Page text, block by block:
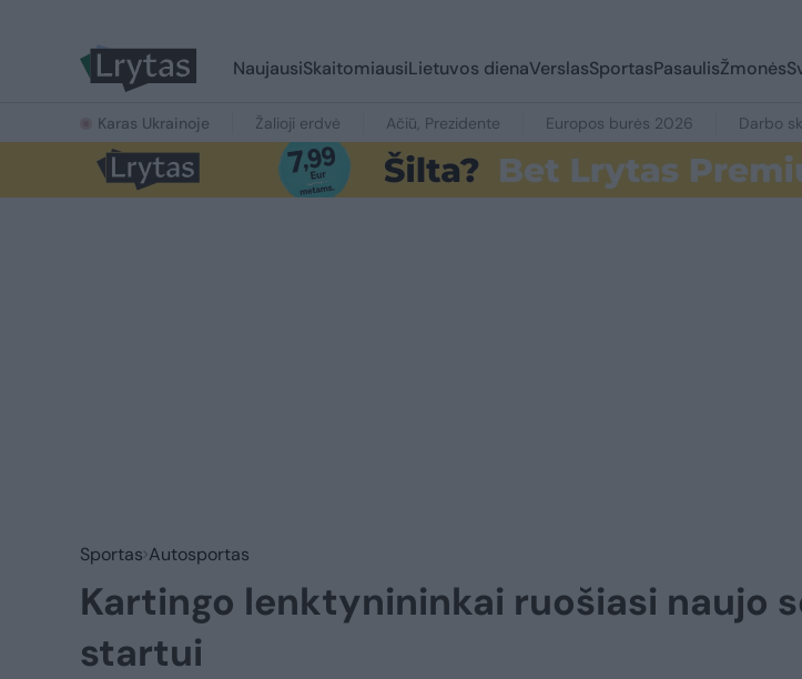
NaujausiSkaitomiausiLietuvos dienaVerslasSportasPasaulisŽmonės
Karas Ukrainoje Žalioji erdvė Ačiū, Prezidente Europos burės 2026 Darbo
Sportas Autosportas
Kartingo lenktynininkai ruošiasi naujo
startui